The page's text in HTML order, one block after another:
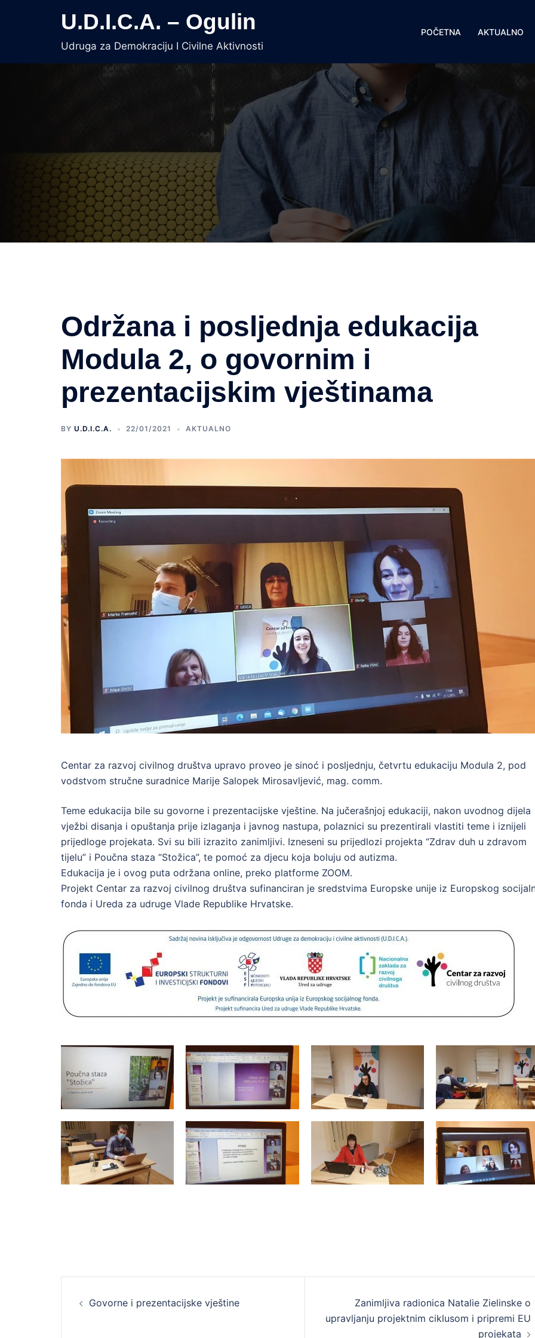
U.D.I.C.A. – Ogulin
Udruga za Demokraciju I Civilne Aktivnosti
POČETNA AKTUALNO
Održana i posljednja edukacija
Modula 2, o govornim i
prezentacijskim vještinama
BY U.D.I.C.A. 22/01/2021 AKTUALNO
Centar za razvoj civilnog društva upravo proveo je sinoć i posljednju, četvrtu edukaciju Modula 2, pod
vodstvom stručne suradnice Marije Salopek Mirosavljević, mag. comm.
Teme edukacija bile su govorne i prezentacijske vještine. Na jučerašnjoj edukaciji, nakon uvodnog dijela
vježbi disanja i opuštanja prije izlaganja i javnog nastupa, polaznici su prezentirali vlastiti teme i iznijeli
prijedloge projekata. Svi su bili izrazito zanimljivi. Izneseni su prijedlozi projekta “Zdrav duh u zdravom
tijelu” i Poučna staza “Stožica”, te pomoć za djecu koja boluju od autizma.
Edukacija je i ovog puta održana online, preko platforme ZOOM.
Projekt Centar za razvoj civilnog društva sufinanciran je sredstvima Europske unije iz Europskog
fonda i Ureda za udruge Vlade Republike Hrvatske.
navigationGovorne i prezentacijske vještine
Zanimljiva radionica Natalie Zielinske o
upravljanju projektnim ciklusom i pripremi EU
projekata